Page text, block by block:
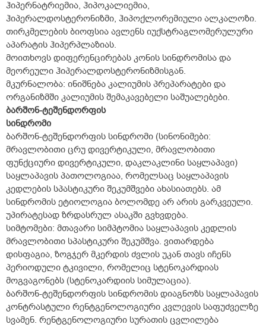
ჰიპერნატრიემია, ჰიპოკალიემია,
ჰიპერალდოსტერონიზმი, ჰიპოქლორემიული ალკალოზი.
თირკმელების ბიოფსია ავლენს იუქსტრაგლომერულური
აპარატის ჰიპერპლაზიას.
მოითხოვს დიფერენცირებას კონის სინდრომისა და
მეორეული ჰიპერალდოსტერონიზმისგან.
მკურნალობა: ინიშნება კალიუმის პრეპარატები და
ორგანიზმში კალიუმის შემაკავებელი საშუალებები.
ბარშონ-ტეშენდორფის
სინდრომი
ბარშონ-ტეშენდორფის სინდრომი (სინონიმები:
მრავლობითი ცრუ დივერტიკული, მრავლობითი
ფუნქციური დივერტიკული, დაკლაკლინი საყლაპავი)
საყლაპავის პათოლოგიაა, რომელსაც საყლაპავის
კედლების სპასტიკური შეკუმშვები ახასიათებს. ამ
სინდრომის ეტიოლოგია ბოლომდე არ არის გარკვეული.
უპირატესად ზრდასრულ ასაკში გვხვდება.
სიმტომები: მთავარი სიმპტომია საყლაპავის კედლის
მრავლობითი სპასტიკური შეკუმშვა. ვითარდება
დისფაგია, ზოგჯერ მკერდის ძვლის უკან თავს იჩენს
პერიოდული ტკივილი, რომელიც სტენოკარდიას
მოგვაგონებს (სტენოკარდიის სიმულაცია).
ბარშონ-ტეშენდორფის სინდრომის დიაგნოზს საყლაპავის
კონტრასტული რენტგენოლოგიური კვლევის საფუძველზე
სვამენ. რენტგენოლოგიური სურათის ცვლილება